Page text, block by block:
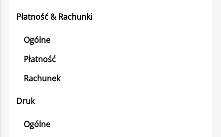
Płatność & Rachunki
Ogólne
Płatność
Rachunek
Druk
Ogólne